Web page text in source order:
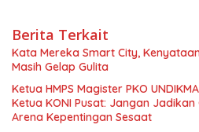
Berita Terkait
Kata Mereka Smart City,
Masih Gelap Gulita
Ketua HMPS Magister PKO
Ketua KONI Pusat: Jangan
Arena Kepentingan Sesaat